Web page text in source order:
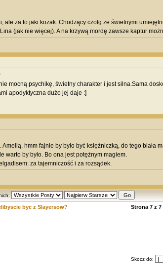
ale za to jaki kozak. Chodzący czołg ze świetnymi
(jak nie więcej). A na krzywą mordę zawsze kaptur
mocną psychikę, świetny charakter i jest silna.Sama
apodyktyczna dużo jej daje :]
hmm fajnie by było być księżniczką, do tego biała
warto by było. Bo ona jest potężnym magiem.
za tajemniczość i za rozsądek.
byc z Slayersow? Strona 7z 7
Skocz do: